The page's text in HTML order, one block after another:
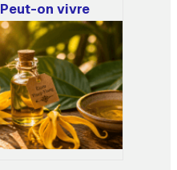
Peut-on vivre
longtemps avec
de l’emphysème ?
pronostic,
traitements et
repères clés